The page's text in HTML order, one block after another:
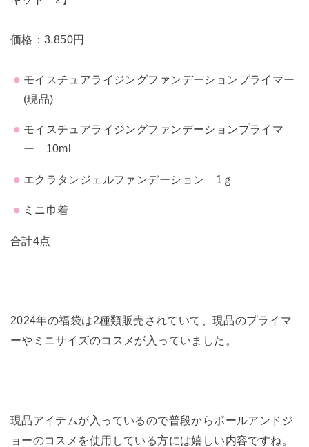
価格：3.850円
モイスチュアライジングファンデーションプライマー
(現品)
モイスチュアライジングファンデーションプライマ
ー 10ml
エクラタンジェルファンデーション 1ｇ
ミニ巾着
合計4点
2024年の福袋は2種類販売されていて、現品のプライマ
ーやミニサイズのコスメが入っていました。
現品アイテムが入っているので普段からポールアンドジ
ョーのコスメを使用している方には嬉しい内容ですね。